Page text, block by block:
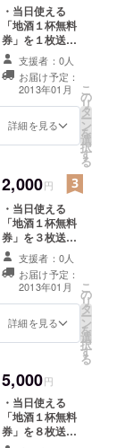
・当日使える
「地酒１杯無料
券」を１枚送ら
せて頂きます。
・また、感謝の
お礼メールを送
らせて頂きま
す。
支援者：0人
お届け予定：
2013年01月
詳細を見る
こ
の
リ
タ
ー
ン
を
選
択
す
る
2,000円
・当日使える
「地酒１杯無料
券」を３枚送ら
せて頂きます。
・また、感謝の
お礼メールを送
らせて頂きま
す。
支援者：0人
お届け予定：
2013年01月
詳細を見る
こ
の
リ
タ
ー
ン
を
選
択
す
る
5,000円
・当日使える
「地酒１杯無料
券」を８枚送ら